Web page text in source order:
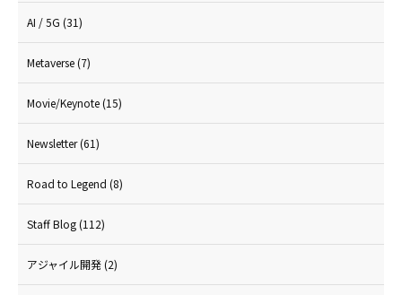
AI / 5G (31)
Metaverse(7)
Movie/Keynote(15)
Newsletter(61)
Road to Legend (8)
Staff Blog(112)
アジャイル開発(2)